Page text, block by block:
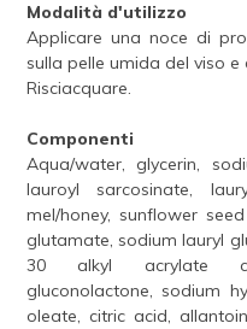
Modalità d'utilizzo
Applicare una noce di
sulla pelle umida del viso e
Risciacquare.
Componenti
Aqua/water, glycerin,
lauroyl sarcosinate,
mel/honey, sunflower
glutamate, sodium lauryl
30 alkyl acrylate
gluconolactone, sodium
oleate, citric acid,